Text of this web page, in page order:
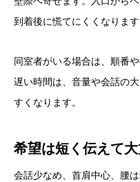
到着後に慌てにくくなります
同室者がいる場合は、順番
遅い時間は、音量や会話の
すくなります。
希望は短く伝えて
会話少なめ、首肩中心、腰